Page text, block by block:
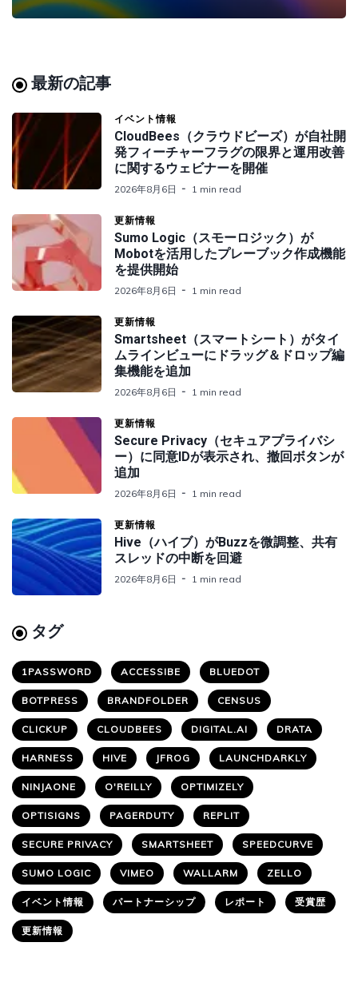
最新の記事
イベント情報
CloudBees（クラウドビーズ）が自社開
発フィーチャーフラグの限界と運用改善
に関するウェビナーを開催
2026年8月6日 1 min read
更新情報
Sumo Logic（スモーロジック）が
Mobotを活用したプレーブック作成機能
を提供開始
2026年8月6日 1 min read
更新情報
Smartsheet（スマートシート）がタイ
ムラインビューにドラッグ＆ドロップ編
集機能を追加
2026年8月6日 1 min read
更新情報
Secure Privacy（セキュアプライバシ
ー）に同意IDが表示され、撤回ボタンが
追加
2026年8月6日 1 min read
更新情報
Hive（ハイブ）がBuzzを微調整、共有
スレッドの中断を回避
2026年8月6日 1 min read
タグ
1PASSWORD ACCESSIBE BLUEDOT
BOTPRESS BRANDFOLDER CENSUS
CLICKUP CLOUDBEES DIGITAL.AI DRATA
HARNESS HIVE JFROG LAUNCHDARKLY
NINJAONE O'REILLY OPTIMIZELY
OPTISIGNS PAGERDUTY REPLIT
SECURE PRIVACY SMARTSHEET SPEEDCURVE
SUMO LOGIC VIMEO WALLARM ZELLO
イベント情報 パートナーシップ レポート 受賞歴
更新情報